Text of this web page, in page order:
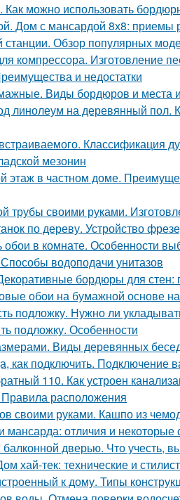
можно использовать
Дом с мансардой 8х8: приемы
станции. Обзор популярных
компрессора. Изготовление
и недостатки
Виды бордюров и места
линолеум на деревянный пол.
Классификация
мезонин
этаж в частном доме.
трубы своими руками.
по дереву. Устройство
обои в комнате. Особенности
водоподачи унитазов
бордюры для стен:
обои на бумажной основе
подложку. Нужно ли
подложку. Особенности
Виды деревянных
как подключить. Подключение
110. Как устроен
расположения
своими руками. Кашпо из
мансарда: отличия и некоторые
дверью. Что учесть,
хай-тек: технические и
к дому. Типы